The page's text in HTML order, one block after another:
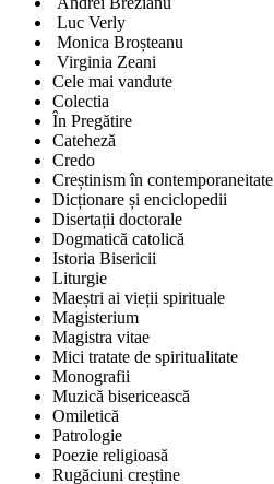
Luc Verly
Monica Broșteanu
Virginia Zeani
Cele mai vandute
Colectia
În Pregătire
Cateheză
Credo
Creștinism în contemporaneitate
Dicționare și enciclopedii
Disertații doctorale
Dogmatică catolică
Istoria Bisericii
Liturgie
Maeștri ai vieții spirituale
Magisterium
Magistra vitae
Mici tratate de spiritualitate
Monografii
Muzică bisericească
Omiletică
Patrologie
Poezie religioasă
Rugăciuni creștine